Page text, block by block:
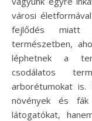
városi
fejlődés miatt
természetben,
léphetnek a
csodálatos
arborétumokat is.
növények és
látogatókat,